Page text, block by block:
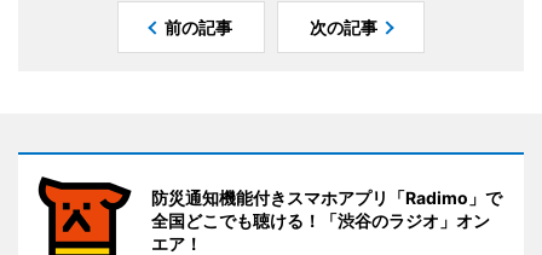
前の記事 次の記事
防災通知機能付きスマホアプリ「Radimo」で
全国どこでも聴ける！「渋谷のラジオ」オン
エア！